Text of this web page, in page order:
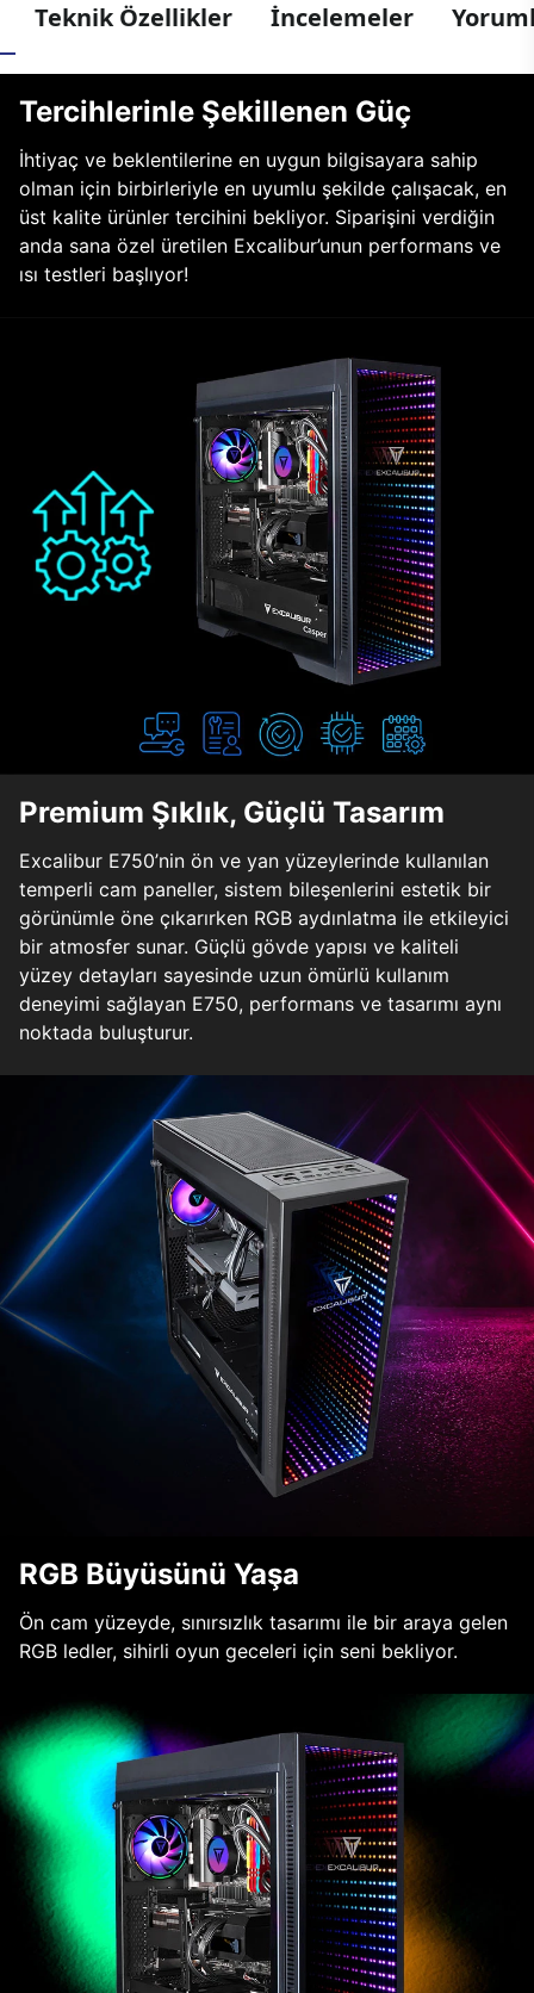
Teknik Özellikler İncelemeler
Tercihlerinle Şekillenen Güç
İhtiyaç ve beklentilerine en uygun bilgisayara sahip
olman için birbirleriyle en uyumlu şekilde çalışacak, en
üst kalite ürünler tercihini bekliyor. Siparişini verdiğin
anda sana özel üretilen Excalibur’unun performans ve
ısı testleri başlıyor!
Premium Şıklık, Güçlü Tasarım
Excalibur E750’nin ön ve yan yüzeylerinde kullanılan
temperli cam paneller, sistem bileşenlerini estetik bir
görünümle öne çıkarırken RGB aydınlatma ile etkileyici
bir atmosfer sunar. Güçlü gövde yapısı ve kaliteli
yüzey detayları sayesinde uzun ömürlü kullanım
deneyimi sağlayan E750, performans ve tasarımı aynı
noktada buluşturur.
RGB Büyüsünü Yaşa
Ön cam yüzeyde, sınırsızlık tasarımı ile bir araya gelen
RGB ledler, sihirli oyun geceleri için seni bekliyor.